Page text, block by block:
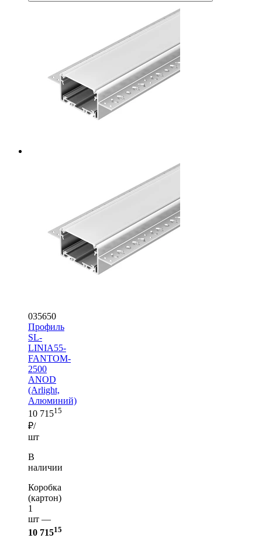
035650
Профиль
SL-
LINIA55-
FANTOM-
2500
ANOD
(Arlight,
Алюминий)
10 71515
₽/
шт
В
наличии
Коробка
(картон)
1
шт —
10 71515